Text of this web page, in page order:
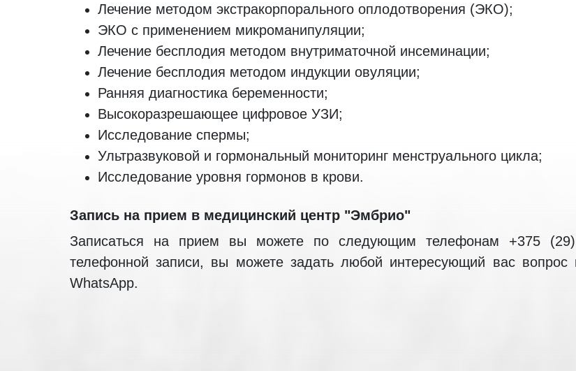
Лечение методом экстракорпорального оплодотворения (ЭКО);
ЭКО с применением микроманипуляции;
Лечение бесплодия методом внутриматочной инсеминации;
Лечение бесплодия методом индукции овуляции;
Ранняя диагностика беременности;
Высокоразрешающее цифровое УЗИ;
Исследование спермы;
Ультразвуковой и гормональный мониторинг менструального цикла;
Исследование уровня гормонов в крови.
Запись на прием в медицинский центр "Эмбрио"
Записаться на прием вы можете по следующим телефонам +375
телефонной записи, вы можете задать любой интересующий вас вопрос
WhatsApp.